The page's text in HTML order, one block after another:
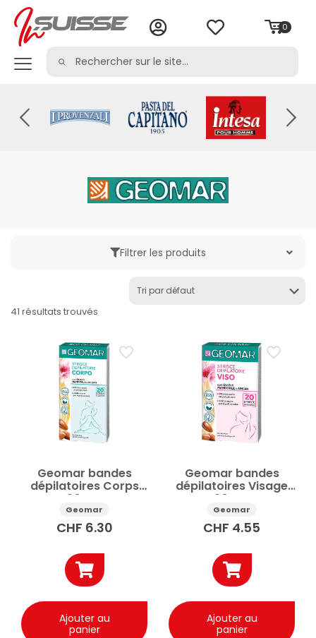
0
Filtrer les produits
✕ Réinitialiser tous les filtres
41 résultats trouvés
Geomar bandes
dépilatoires Corps
20pcs
Geomar
CHF 6.30
Ajouter au
panier
Geomar bandes
dépilatoires Visage
20pcs
Geomar
CHF 4.55
Ajouter au
panier